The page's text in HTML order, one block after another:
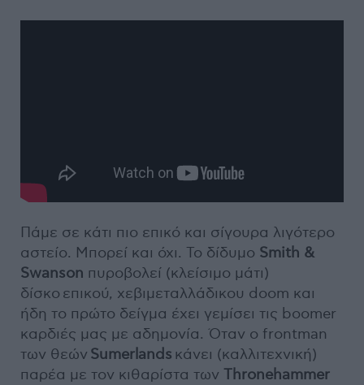
Πάμε σε κάτι πιο επικό και σίγουρα λιγότερο
αστείο. Μπορεί και όχι. Το δίδυμο Smith &
Swanson πυροβολεί (κλείσιμο μάτι)
δίσκο επικού, χεβιμεταλλάδικου doom και
ήδη το πρώτο δείγμα έχει γεμίσει τις boomer
καρδιές μας με αδημονία. Όταν ο frontman
των θεών Sumerlands κάνει (καλλιτεχνική)
παρέα με τον κιθαρίστα των Thronehammer